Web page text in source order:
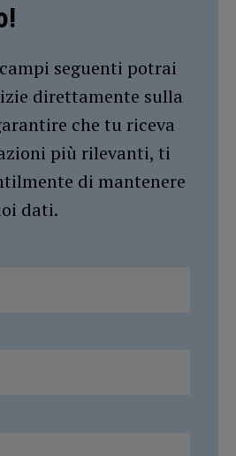
seguenti potrai
direttamente sulla
che tu riceva
più rilevanti, ti
di mantenere
dati.